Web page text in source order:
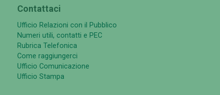
Contattaci
Ufficio Relazioni con il Pubblico
Numeri utili, contatti e PEC
Rubrica Telefonica
Come raggiungerci
Ufficio Comunicazione
Ufficio Stampa